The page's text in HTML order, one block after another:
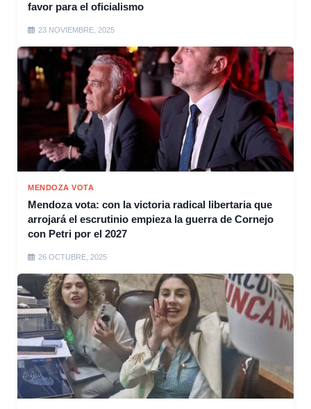
favor para el oficialismo
23 NOVIEMBRE, 2025
MENDOZA VOTA
Mendoza vota: con la victoria radical libertaria que
arrojará el escrutinio empieza la guerra de Cornejo
con Petri por el 2027
26 OCTUBRE, 2025